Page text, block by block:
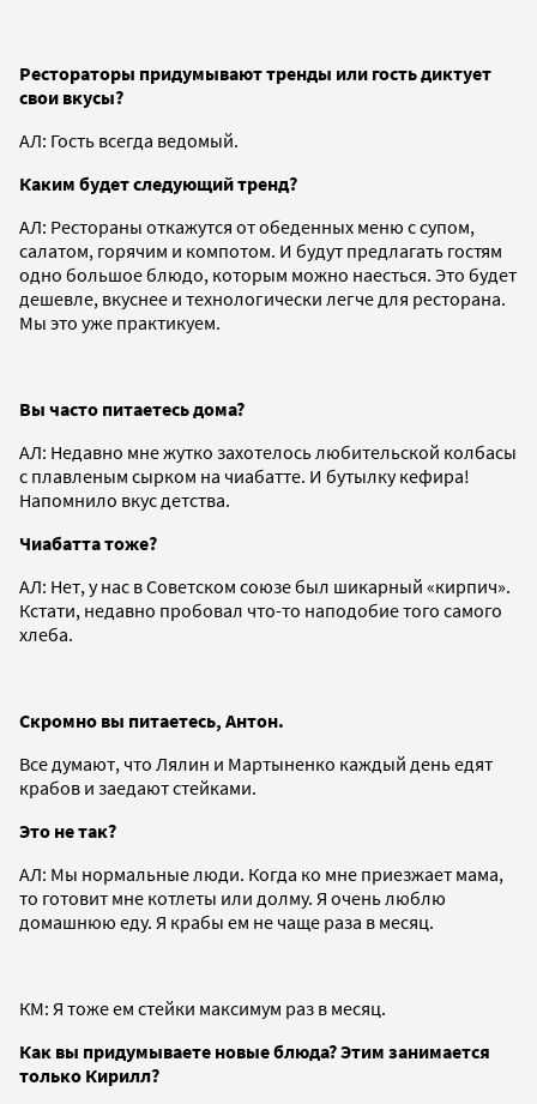
Рестораторы придумывают тренды или гость диктует
свои вкусы?
АЛ: Гость всегда ведомый.
Каким будет следующий тренд?
АЛ: Рестораны откажутся от обеденных меню с супом,
салатом, горячим и компотом. И будут предлагать гостям
одно большое блюдо, которым можно наесться. Это будет
дешевле, вкуснее и технологически легче для ресторана.
Мы это уже практикуем.
Вы часто питаетесь дома?
АЛ: Недавно мне жутко захотелось любительской колбасы
с плавленым сырком на чиабатте. И бутылку кефира!
Напомнило вкус детства.
Чиабатта тоже?
АЛ: Нет, у нас в Советском союзе был шикарный «кирпич».
Кстати, недавно пробовал что-то наподобие того самого
хлеба.
Скромно вы питаетесь, Антон.
Все думают, что Лялин и Мартыненко каждый день едят
крабов и заедают стейками.
Это не так?
АЛ: Мы нормальные люди. Когда ко мне приезжает мама,
то готовит мне котлеты или долму. Я очень люблю
домашнюю еду. Я крабы ем не чаще раза в месяц.
КМ: Я тоже ем стейки максимум раз в месяц.
Как вы придумываете новые блюда? Этим занимается
только Кирилл?